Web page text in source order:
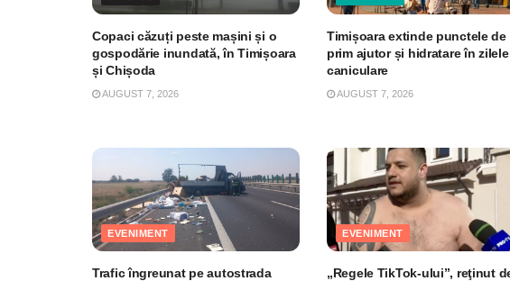
Copaci căzuți peste mașini și o
gospodărie inundată, în Timișoara
și Chișoda
AUGUST 7, 2026
Timișoara extinde punctele de
prim ajutor și hidratare în zilele
caniculare
AUGUST 7, 2026
EVENIMENT
Trafic îngreunat pe autostrada
EVENIMENT
„Regele TikTok-ului”, reţinut